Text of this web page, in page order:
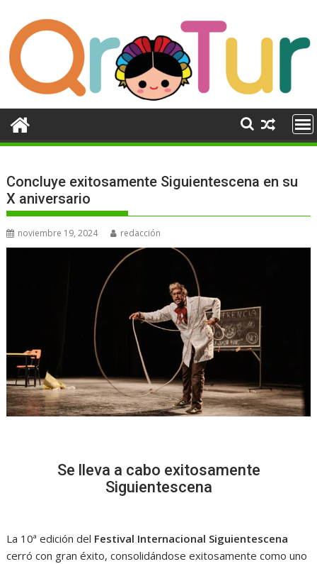
contenido
Concluye exitosamente Siguientescena en su
X aniversario
noviembre 19, 2024 redacción
Se lleva a cabo exitosamente
Siguientescena
La 10ª edición del Festival Internacional Siguientescena
cerró con gran éxito, consolidándose exitosamente como uno